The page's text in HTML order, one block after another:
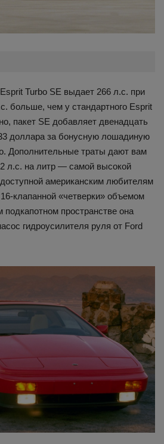
Turbo SE выдает 266 л.с. при
больше, чем у стандартного Esprit
пакет SE добавляет двенадцать
доллара за бонусную лошадиную
Дополнительные траты дают вам
л.с. на литр — самой высокой
американским любителям
клапанной «четверки» объемом
пространстве она
гидроусилителя руля от Ford